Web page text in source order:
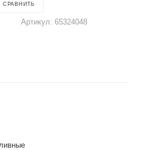
СРАВНИТЬ
Артикул: 65324048